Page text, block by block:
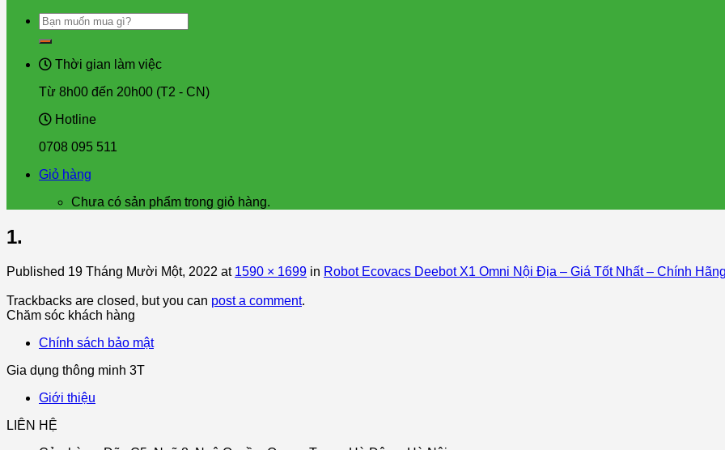
Tìm
kiếm:
Thời gian làm việc
Từ 8h00 đến 20h00 (T2 - CN)
Hotline
0708 095 511
Giỏ hàng
Chưa có sản phẩm trong giỏ hàng.
1.
Published 19 Tháng Mười Một, 2022 at 1590 × 1699 in Robot Ecovacs Deebot X1 Omni Nội Địa – Giá Tốt Nhất – Chính
Trackbacks are closed, but you can post a comment.
Chăm sóc khách hàng
Chính sách bảo mật
Gia dụng thông minh 3T
Giới thiệu
LIÊN HỆ